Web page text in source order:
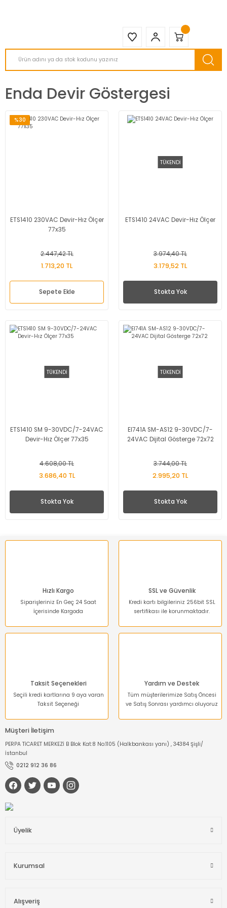
Enda Devir Göstergesi
%30
ETS1410 230VAC Devir-Hız Ölçer
77x35
2.447,42 TL
1.713,20 TL
Sepete Ekle
TÜKENDİ
ETS1410 24VAC Devir-Hız Ölçer
3.974,40 TL
3.179,52 TL
Stokta Yok
TÜKENDİ
ETS1410 SM 9-30VDC/7-24VAC
Devir-Hız Ölçer 77x35
4.608,00 TL
3.686,40 TL
Stokta Yok
TÜKENDİ
EI741A SM-AS12 9-30VDC/7-
24VAC Dijital Gösterge 72x72
3.744,00 TL
2.995,20 TL
Stokta Yok
Hızlı Kargo
Siparişleriniz En Geç 24 Saat
İçerisinde Kargoda
SSL ve Güvenlik
Kredi kartı bilgileriniz 256bit SSL
sertifikası ile korunmaktadır.
Taksit Seçenekleri
Seçili kredi kartlarına 9 aya varan
Taksit Seçeneği
Yardım ve Destek
Tüm müşterilerimize Satış Öncesi
ve Satış Sonrası yardımcı oluyoruz
Müşteri İletişim
PERPA TİCARET MERKEZİ B Blok Kat:8 No:1105 (Halkbankası yanı) , 34384 Şişli/
İstanbul
0212 912 36 86
Üyelik
Kurumsal
Alışveriş